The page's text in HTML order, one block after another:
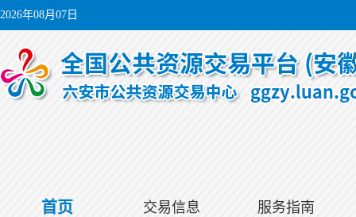
2026年08月07日
首页 交易信息 服务指南